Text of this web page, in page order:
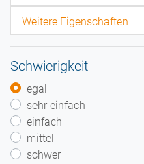
Weitere Eigenschaften
Schwierigkeit
egal
sehr einfach
einfach
mittel
schwer